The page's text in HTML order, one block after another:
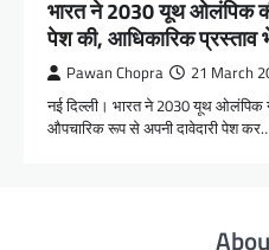
भारत ने 2030 यूथ ओलंपिक
पेश की, आधिकारिक प्रस्ताव
Pawan Chopra 21 March
नई दिल्ली। भारत ने 2030 यूथ ओलंपिक
औपचारिक रूप से अपनी दावेदारी पेश